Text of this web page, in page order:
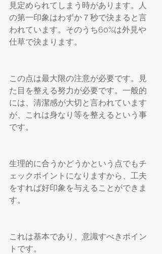
見定められてしまう時があります。人
の第一印象はわずか７秒で決まると言
われています。そのうち60%は外見や
仕草で決まります。
この点は最大限の注意が必要です。見
た目を整える努力が必要です。一般的
には、清潔感が大切と言われています
が、これは身なり等を整えるという事
です。
生理的に合うかどうかという点でもチ
ェックポイントになりますから、工夫
をすれば好印象を与えることができま
す。
これは基本であり、意識すべきポイン
トです。